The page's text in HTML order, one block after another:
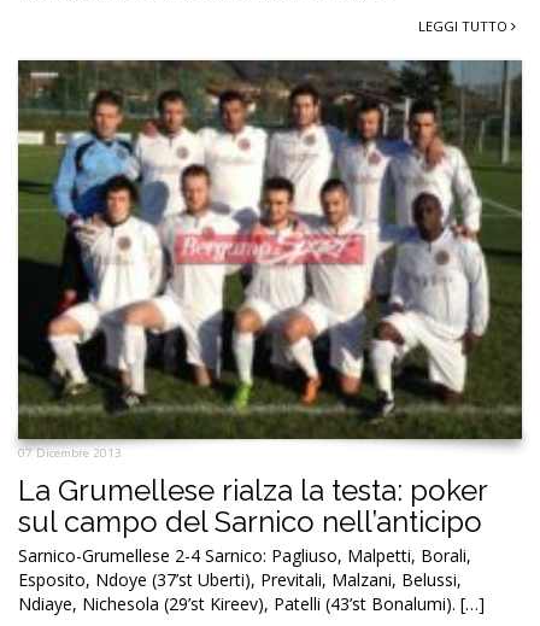
LEGGI TUTTO
07 Dicembre 2013
La Grumellese rialza la testa: poker
sul campo del Sarnico nell’anticipo
Sarnico-Grumellese 2-4 Sarnico: Pagliuso, Malpetti, Borali,
Esposito, Ndoye (37’st Uberti), Previtali, Malzani, Belussi,
Ndiaye, Nichesola (29’st Kireev), Patelli (43’st Bonalumi). […]